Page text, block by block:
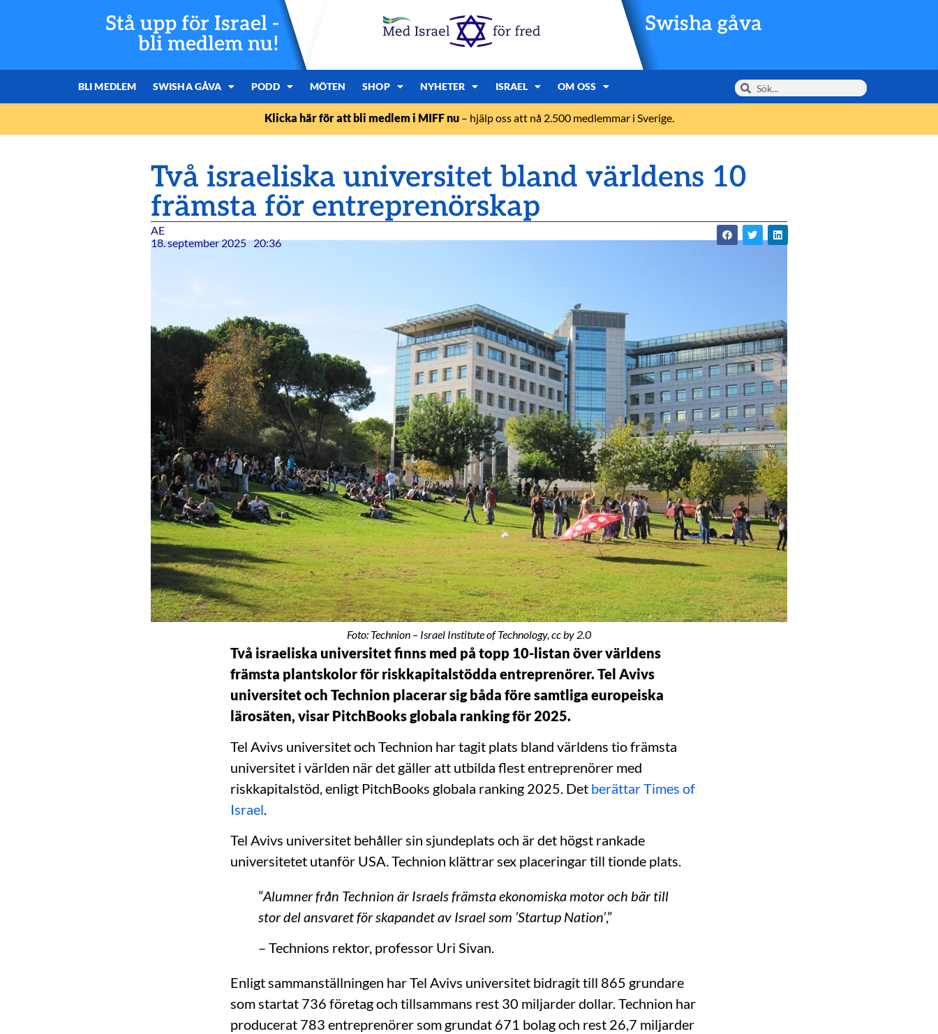
Stå upp för Israel -
bli medlem nu!
Swisha gåva
BLI MEDLEM SWISHA GÅVA PODD MÖTEN SHOP NYHETER ISRAEL OM OSS
Klicka här för att bli medlem i MIFF nu– hjälp oss att nå 2.500 medlemmar i Sverige.
Två israeliska universitet bland världens 10
främsta för entreprenörskap
AE
18. september 2025 20:36
Foto: Technion – Israel Institute of Technology, cc by 2.0
Två israeliska universitet finns med på topp 10-listan över världens
främsta plantskolor för riskkapitalstödda entreprenörer. Tel Avivs
universitet och Technion placerar sig båda före samtliga europeiska
lärosäten, visar PitchBooks globala ranking för 2025.
Tel Avivs universitet och Technion har tagit plats bland världens tio främsta
universitet i världen när det gäller att utbilda flest entreprenörer med
riskkapitalstöd, enligt PitchBooks globala ranking 2025. Det berättar Times of
Israel.
Tel Avivs universitet behåller sin sjundeplats och är det högst rankade
universitetet utanför USA. Technion klättrar sex placeringar till tionde plats.
”Alumner från Technion är Israels främsta ekonomiska motor och bär till
stor del ansvaret för skapandet av Israel som ’Startup Nation’,”
– Technions rektor, professor Uri Sivan.
Enligt sammanställningen har Tel Avivs universitet bidragit till 865 grundare
som startat 736 företag och tillsammans rest 30 miljarder dollar. Technion har
producerat 783 entreprenörer som grundat 671 bolag och rest 26,7 miljarder